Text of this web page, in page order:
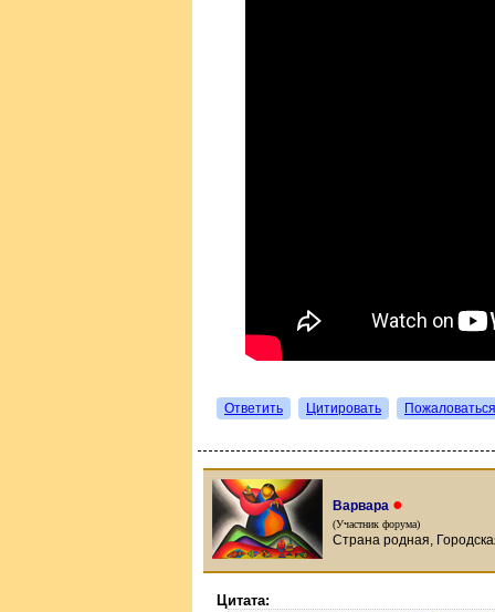
Ответить Цитировать Пожаловаться
Варвара ●
(Участник форума)
Страна родная,
Цитата: